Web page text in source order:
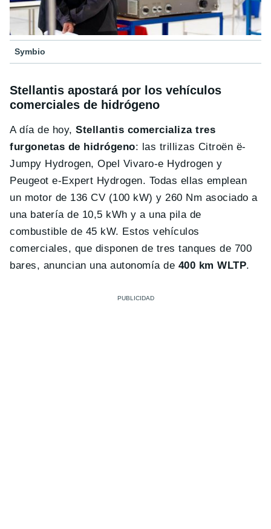
Symbio
Stellantis apostará por los vehículos
comerciales de hidrógeno
A día de hoy,Stellantis comercializa tres
furgonetas de hidrógeno: las trillizas Citroën ë-
Jumpy Hydrogen, Opel Vivaro-e Hydrogen y
Peugeot e-Expert Hydrogen. Todas ellas emplean
un motor de 136 CV (100 kW) y 260 Nm asociado a
una batería de 10,5 kWh y a una pila de
combustible de 45 kW. Estos vehículos
comerciales, que disponen de tres tanques de 700
bares, anuncian una autonomía de 400 km WLTP.